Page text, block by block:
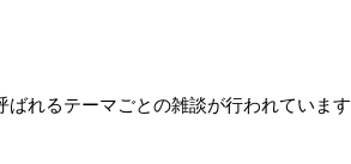
れるテーマごとの雑談が行われています